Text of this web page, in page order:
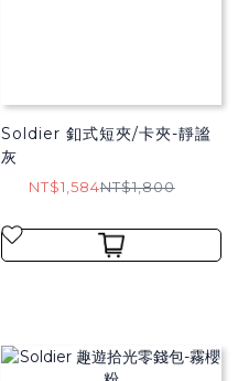
Soldier 釦式短夾/卡夾-靜謐
灰
NT$1,584NT$1,800